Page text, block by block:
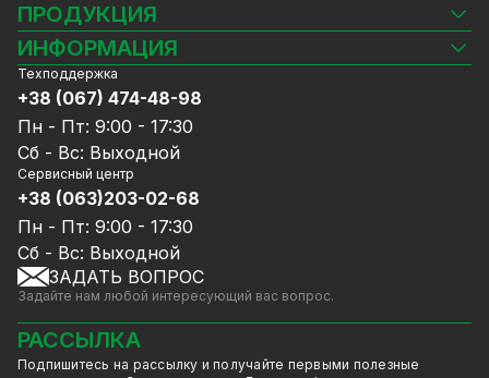
карман, когда закончите. Надписи легко
читаются. Яркие светодиодные индикаторы
позволяют легко определить IEEE 802.3af, IEEE
802.3at, 24 Вольта пассивный и реверсивный
режим B для Cambium и Canopy.
ПРОДУКЦИЯ
Камеры видеонаблюдения
Видеорегистраторы
Комплекты видеонаблюдения
СКУД
Источники питания
Сетевое оборудование
Ноутбуки и компьютеры
Аксессуары
Акции
Уцененный товар
GreenVision скидки
Мерч от GreenVision
Товары для дома
ИНФОРМАЦИЯ
Блог
Доставка и оплата
Гарантия и Сервисное обслуживание
Политика конфиденциальности
Договор публичной оферты
Сотрудничество
Услуги
Калькулятор расчёта объёма HDD
Техподдержка
+38 (067) 474-48-98
Пн - Пт: 9:00 - 17:30
Сб - Вс: Выходной
Сервисный центр
+38 (063)203-02-68
Пн - Пт: 9:00 - 17:30
Сб - Вс: Выходной
ЗАДАТЬ ВОПРОС
Задайте нам любой интересующий вас вопрос.
РАССЫЛКА
Подпишитесь на рассылку и получайте первыми полезные